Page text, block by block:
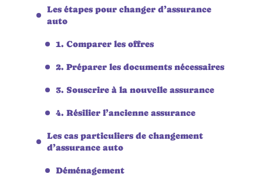
Les étapes pour changer d’assurance
auto
1. Comparer les offres
2. Préparer les documents nécessaires
3. Souscrire à la nouvelle assurance
4. Résilier l’ancienne assurance
Les cas particuliers de changement
d’assurance auto
Déménagement